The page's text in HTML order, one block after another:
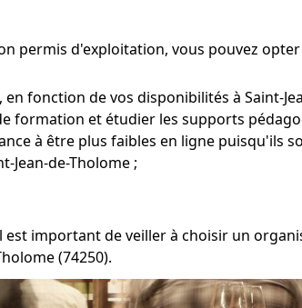
permis d'exploitation, vous pouvez
fonction de vos disponibilités à Saint-
formation et étudier les supports
à être plus faibles en ligne puisqu'ils
Jean-de-Tholome ;
important de veiller à choisir un
(74250).